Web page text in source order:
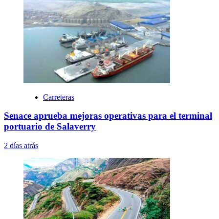
Carreteras
Senace aprueba mejoras operativas para el terminal
portuario de Salaverry
2 días atrás